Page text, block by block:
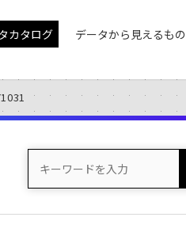
カタログ データから見えるもの